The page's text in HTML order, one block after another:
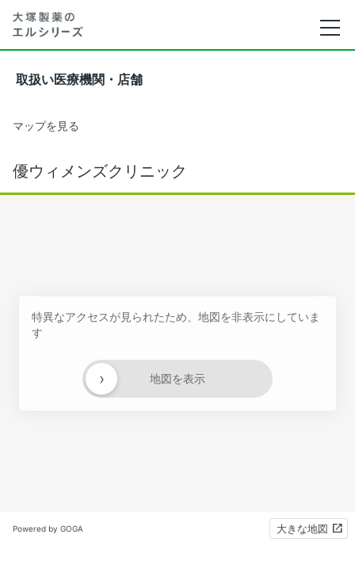
取扱い医療機関・店舗
マップを見る
優ウィメンズクリニック
特異なアクセスが見られたため、地図を非表示にしていま
す
地図を表示
›
Powered by GOGA 大きな地図